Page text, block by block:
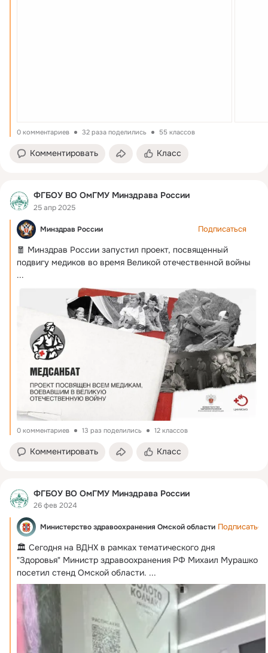
0 комментариев 32 раза поделились 55 классов
Комментировать Класс
ФГБОУ ВО ОмГМУ Минздрава России
25 апр 2025
Минздрав России Подписаться
🧧 Минздрав России запустил проект, посвященный
подвигу медиков во время Великой отечественной войны
...
0 комментариев 13 раз поделились 12 классов
Комментировать Класс
ФГБОУ ВО ОмГМУ Минздрава России
26 фев 2024
Министерство здравоохранения Омской области Подписаться
🏛 Сегодня на ВДНХ в рамках тематического дня
"Здоровья" Министр здравоохранения РФ Михаил Мурашко
посетил стенд Омской области. ...